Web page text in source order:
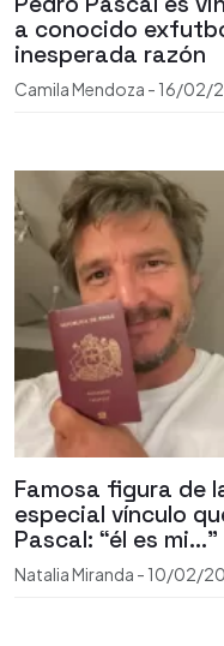
a conocido
inesperada razón
Camila Mendoza - 16/02/
Famosa figura de
especial vínculo
Pascal: “él es mi…”
Natalia Miranda - 10/02/